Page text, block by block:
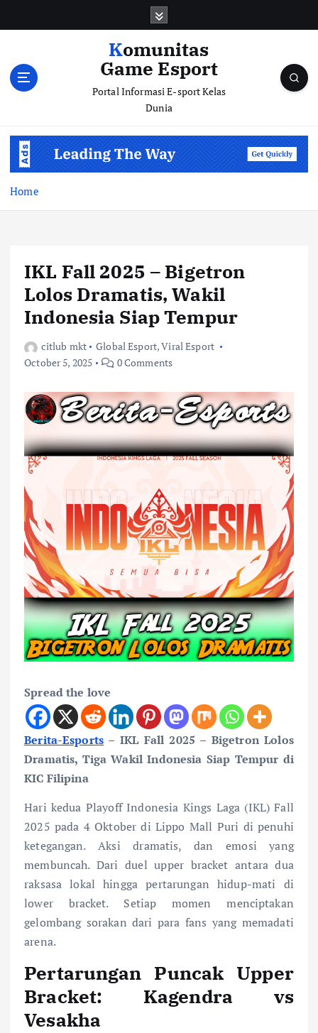
Komunitas
Game Esport
Portal Informasi E-sport Kelas
Dunia
Home
IKL Fall 2025 – Bigetron
Lolos Dramatis, Wakil
Indonesia Siap Tempur
citlub mkt Global Esport,Viral Esport
October 5, 2025
0 Comments
Spread the love
Berita-Esports – IKL Fall 2025 – Bigetron Lolos
Dramatis, Tiga Wakil Indonesia Siap Tempur di
KIC Filipina
Hari kedua Playoff Indonesia Kings Laga (IKL) Fall
2025 pada 4 Oktober di Lippo Mall Puri di penuhi
ketegangan. Aksi dramatis, dan emosi yang
membuncah. Dari duel upper bracket antara dua
raksasa lokal hingga pertarungan hidup-mati di
lower bracket. Setiap momen menciptakan
gelombang sorakan dari para fans yang memadati
arena.
Pertarungan Puncak Upper
Bracket: Kagendra vs
Vesakha